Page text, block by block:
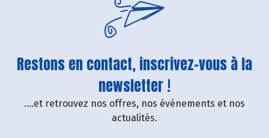
Restons en contact, inscrivez-vous à la
newsletter !
....et retrouvez nos offres, nos événements et nos
actualités.